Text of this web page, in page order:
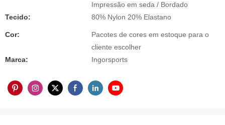
Impressão em seda / Bordado
Tecido:
80% Nylon 20% Elastano
Cor:
Pacotes de cores em estoque para o
cliente escolher
Marca:
Ingorsports